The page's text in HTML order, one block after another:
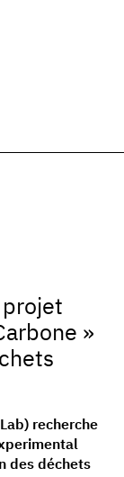
»
recherche
des déchets